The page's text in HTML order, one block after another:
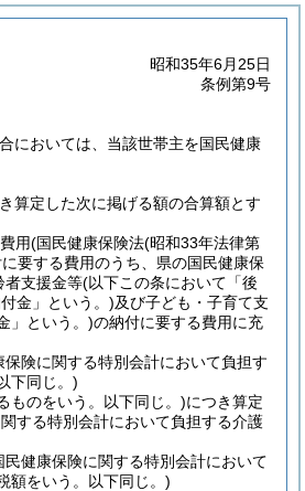
昭和35年6月25日
条例第9号
においては、当該世帯主を国民健康
算定した次に掲げる額の合算額とす
用(国民健康保険法(昭和33年法律第
要する費用のうち、県の国民健康保
者支援金等(以下この条において「後
金」という。)及び子ども・子育て支
」という。)の納付に要する費用に充
保険に関する特別会計において負担す
下同じ。)
ものをいう。以下同じ。)につき算定
する特別会計において負担する介護
民健康保険に関する特別会計において
額をいう。以下同じ。)